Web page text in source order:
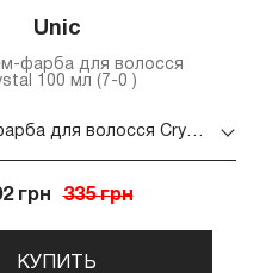
Unic
фарба для волосся
100 мл (7-0 )
Unic Крем-фарба для волосся Crystal 100 мл (7-0 )
грн 335 грн
КУПИТЬ